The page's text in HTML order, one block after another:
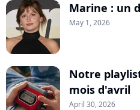
Marine : un
May 1, 2026
Notre
mois d'avril
April 30, 2026